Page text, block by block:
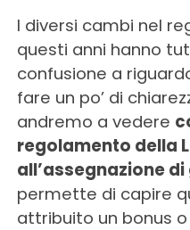
I diversi cambi nel
questi anni hanno
confusione a
fare un po’ di
andremo a vedere
regolamento della
all’assegnazione
permette di capire
attribuito un bonus